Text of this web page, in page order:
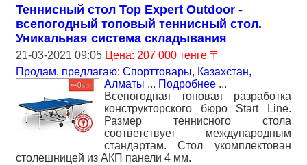
Теннисный стол Top Expert Outdoor -
всепогодный топовый теннисный стол.
Уникальная система складывания
21-03-2021 09:05 Цена: 207 000 тенге 〒
Продам, предлагаю: Спорттовары, Казахстан,
Алматы ... Подробнее ...
Всепогодная топовая разработка
конструкторского бюро Start Line.
Размер теннисного стола
соответствует международным
стандартам. Стол укомплектован
столешницей из АКП панели 4 мм.